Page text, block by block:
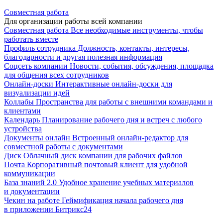
Совместная работа
Для организации работы всей компании
Совместная работа Все необходимые инструменты, чтобы
работать вместе
Профиль сотрудника Должность, контакты, интересы,
благодарности и другая полезная информация
Соцсеть компании Новости, события, обсуждения, площадка
для общения всех сотрудников
Онлайн-доски Интерактивные онлайн-доски для
визуализации идей
Коллабы Пространства для работы с внешними командами и
клиентами
Календарь Планирование рабочего дня и встреч с любого
устройства
Документы онлайн Встроенный онлайн-редактор для
совместной работы с документами
Диск Облачный диск компании для рабочих файлов
Почта Корпоративный почтовый клиент для удобной
коммуникации
База знаний 2.0 Удобное хранение учебных материалов
и документации
Чекин на работе Геймификация начала рабочего дня
в приложении Битрикс24